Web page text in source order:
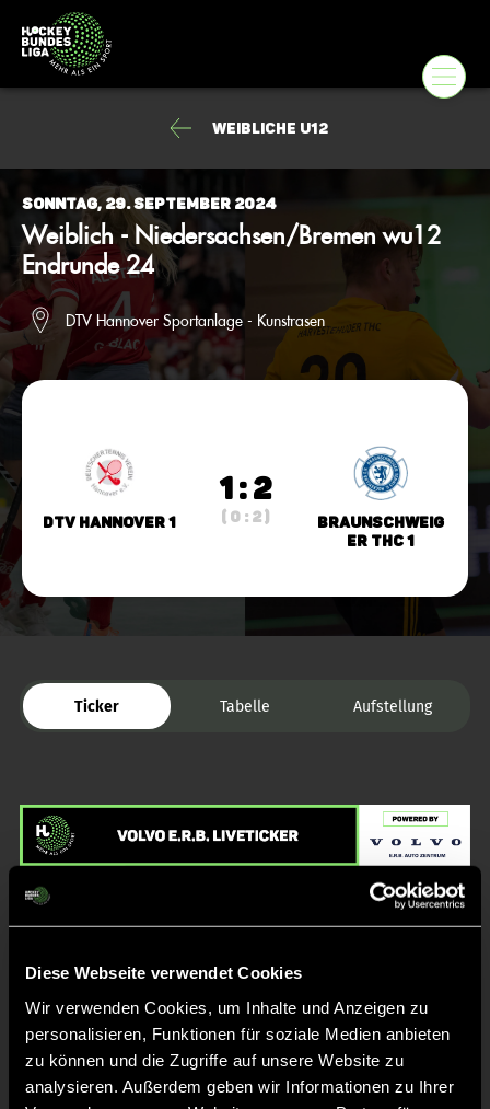
Diese Webseite verwendet Cookies
Wir verwenden Cookies, um Inhalte und Anzeigen zu
personalisieren, Funktionen für soziale Medien anbieten
zu können und die Zugriffe auf unsere Website zu
analysieren. Außerdem geben wir Informationen zu Ihrer
Weibliche u12
Sonntag, 29. September 2024
Weiblich - Niedersachsen/Bremen wu12
Endrunde 24
DTV Hannover Sportanlage - Kunstrasen
DTV Hannover 1
1 : 2
( 0 : 2 )
Braunschweig
er THC 1
Ticker Tabelle Aufstellung
Liveticker
Abpfiff
Spiel beendet
21' TOR 1:2, FELDTOR